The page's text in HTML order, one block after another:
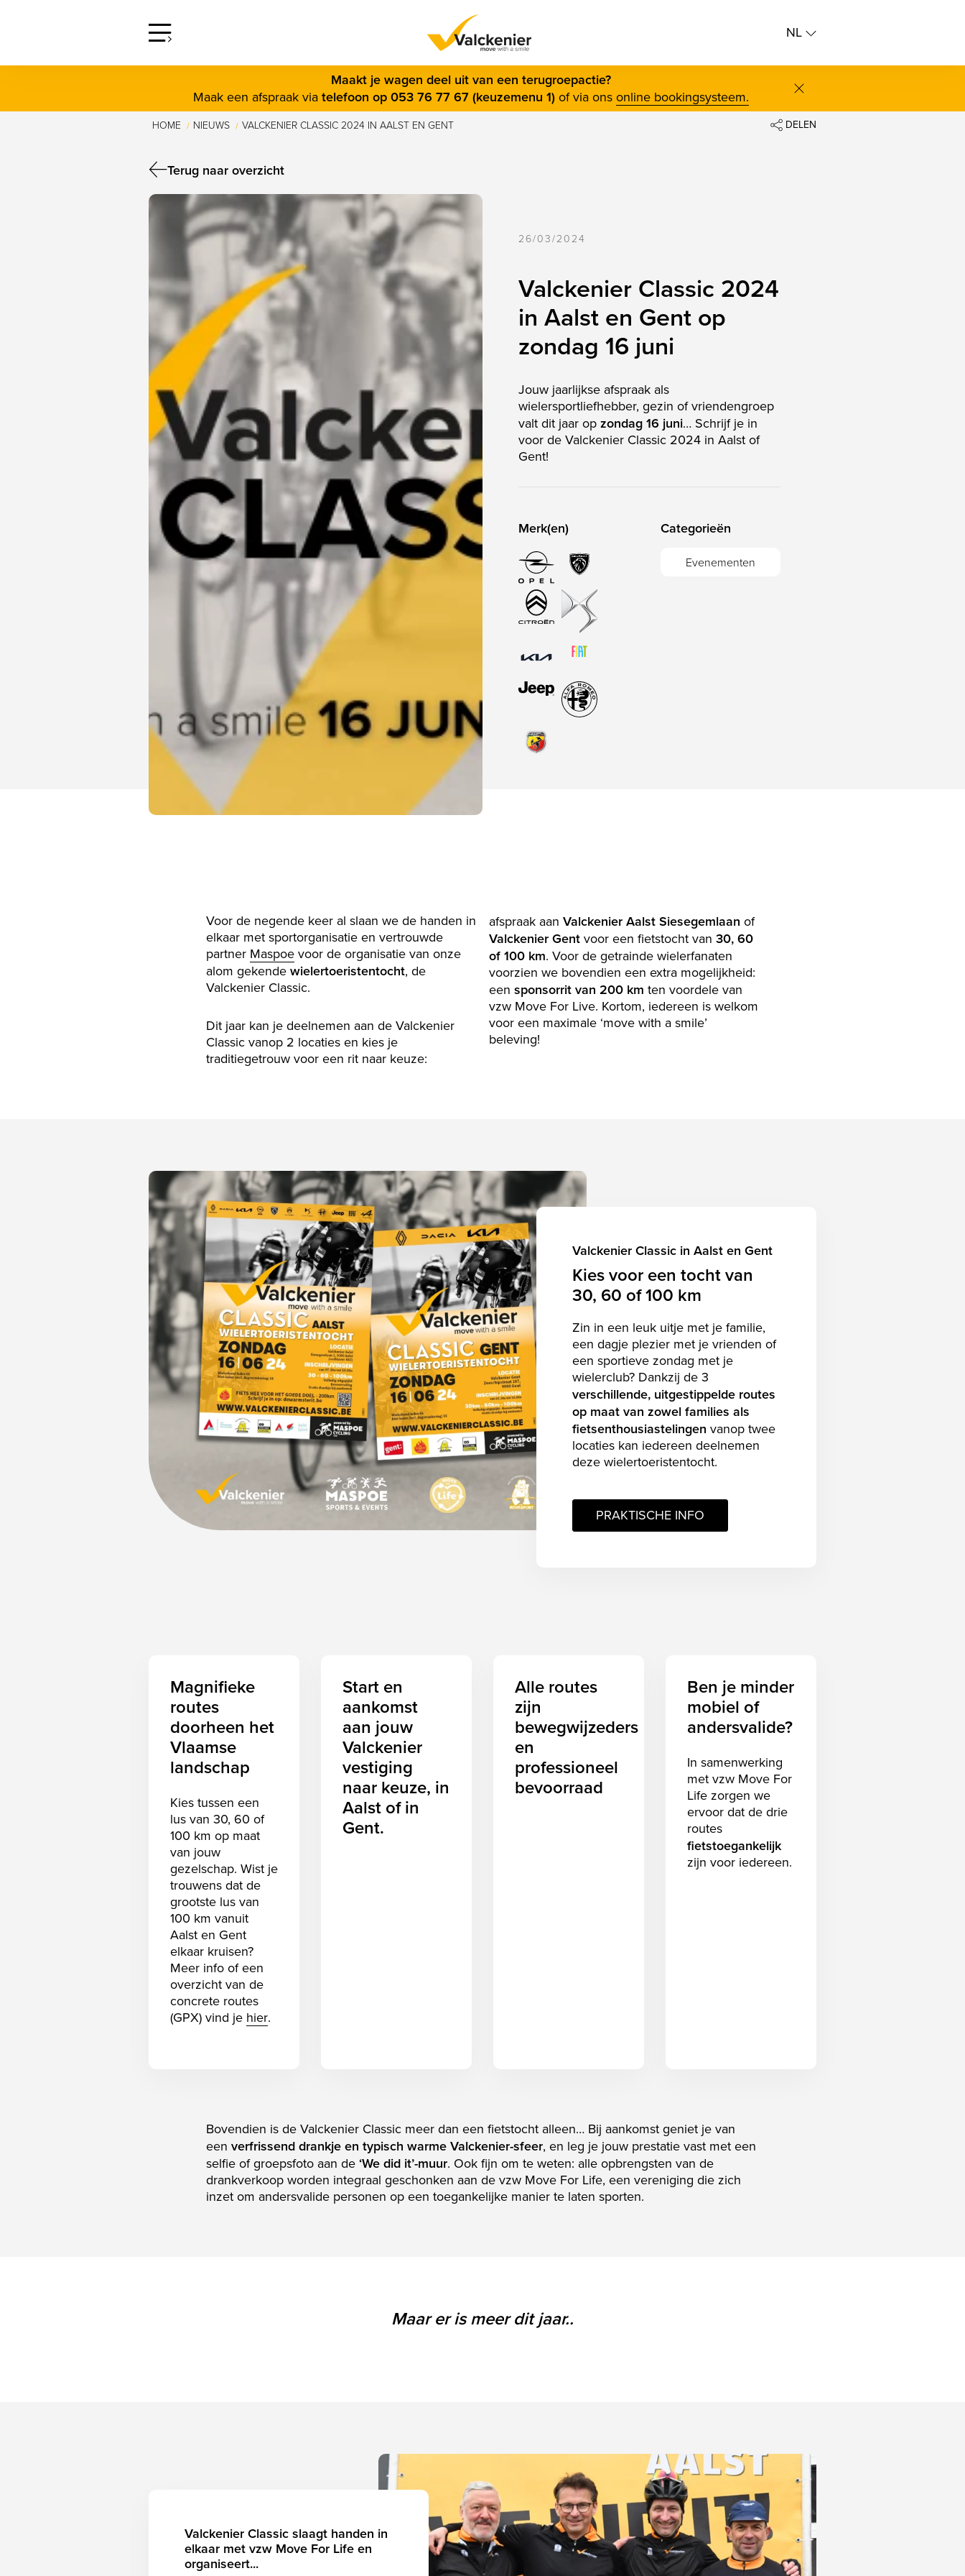
screenreader.open offcanvas menu
NL
Maakt je wagen deel uit van een terugroepactie?
Maak een afspraak via telefoon op 053 76 77 67 (keuzemenu 1) of via onsonline bookingsysteem. screenreader.close
HOME / NIEUWS / VALCKENIER CLASSIC 2024 IN AALST EN GENT OP ZONDAG 16 JUNI
DELEN
Terug naar overzicht
26/03/2024
Valckenier Classic 2024
in Aalst en Gent op
zondag 16 juni
Jouw jaarlijkse afspraak als
wielersportliefhebber, gezin of vriendengroep
valt dit jaar op zondag 16 juni… Schrijf je in
voor de Valckenier Classic 2024 in Aalst of
Gent!
Merk(en) Categorieën
Evenementen
Voor de negende keer al slaan we de handen in
elkaar met sportorganisatie en vertrouwde
partner Maspoevoor de organisatie van onze
alom gekende wielertoeristentocht, de
Valckenier Classic.
Dit jaar kan je deelnemen aan de Valckenier
Classic vanop 2 locaties en kies je
traditiegetrouw voor een rit naar keuze:
afspraak aan Valckenier Aalst Siesegemlaan of
Valckenier Gent voor een fietstocht van 30, 60
of 100 km. Voor de getrainde wielerfanaten
voorzien we bovendien een extra mogelijkheid:
een sponsorrit van 200 km ten voordele van
vzw Move For Live. Kortom, iedereen is welkom
voor een maximale ‘move with a smile’
beleving!
Valckenier Classic in Aalst en Gent
Kies voor een tocht van
30, 60 of 100 km
Zin in een leuk uitje met je familie,
een dagje plezier met je vrienden of
een sportieve zondag met je
wielerclub? Dankzij de 3
verschillende, uitgestippelde routes
op maat van zowel families als
fietsenthousiastelingen vanop twee
locaties kan iedereen deelnemen
deze wielertoeristentocht.
PRAKTISCHE INFO
Magnifieke
routes
doorheen het
Vlaamse
landschap
Kies tussen een
lus van 30, 60 of
100 km op maat
van jouw
gezelschap. Wist je
trouwens dat de
grootste lus van
100 km vanuit
Aalst en Gent
elkaar kruisen?
Meer info of een
overzicht van de
concrete routes
(GPX) vind je hier.
Start en
aankomst
aan jouw
Valckenier
vestiging
naar keuze, in
Aalst of in
Gent.
Alle routes
zijn
bewegwijzeders
en
professioneel
bevoorraad
Ben je minder
mobiel of
andersvalide?
In samenwerking
met vzw Move For
Life zorgen we
ervoor dat de drie
routes
fietstoegankelijk
zijn voor iedereen.
Bovendien is de Valckenier Classic meer dan een fietstocht alleen… Bij aankomst geniet je van
een verfrissend drankje en typisch warme Valckenier-sfeer, en leg je jouw prestatie vast met een
selfie of groepsfoto aan de ‘We did it’-muur. Ook fijn om te weten: alle opbrengsten van de
drankverkoop worden integraal geschonken aan de vzw Move For Life, een vereniging die zich
inzet om andersvalide personen op een toegankelijke manier te laten sporten.
Maar er is meer dit jaar..
Valckenier Classic slaagt handen in
elkaar met vzw Move For Life en
organiseert...